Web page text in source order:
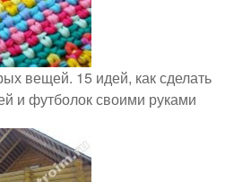
вещей. 15 идей, как сделать
и футболок своими руками